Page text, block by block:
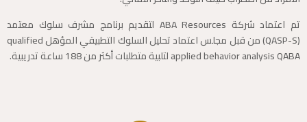
تم اعتماد شركة ABA Resources لتقديم برنامج مشرف سلوك معتمد
(QASP-S) من قبل مجلس اعتماد تحليل السلوك التطبيقي المؤهل qualified
applied behavior analysis QABA لتلبية متطلبات أكثر من 188 ساعة تدريبية.